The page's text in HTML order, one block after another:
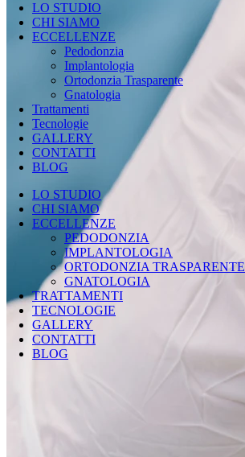
LO STUDIO
CHI SIAMO
ECCELLENZE
Pedodonzia
Implantologia
Ortodonzia Trasparente
Gnatologia
Trattamenti
Tecnologie
GALLERY
CONTATTI
BLOG
LO STUDIO
CHI SIAMO
ECCELLENZE
PEDODONZIA
IMPLANTOLOGIA
ORTODONZIA TRASPARENTE
GNATOLOGIA
TRATTAMENTI
TECNOLOGIE
GALLERY
CONTATTI
BLOG